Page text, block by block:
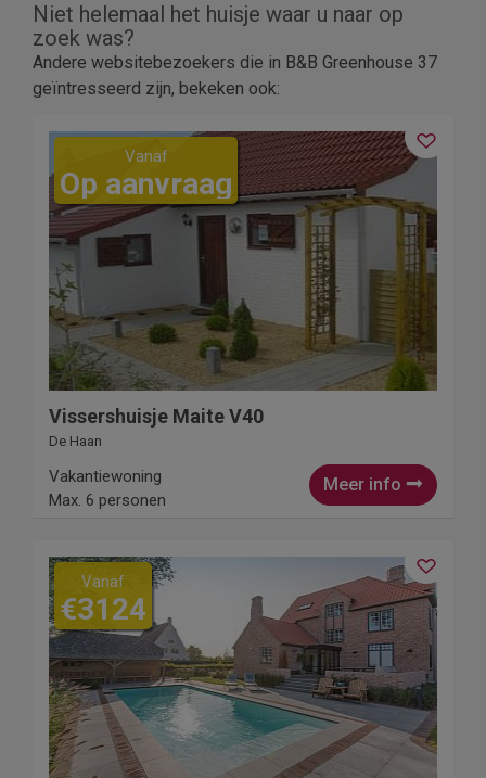
Niet helemaal het huisje waar u naar op
zoek was?
Andere websitebezoekers die in B&B Greenhouse 37
geïntresseerd zijn, bekeken ook:
Vanaf
Op aanvraag
Vissershuisje Maite V40
De Haan
Meer info
Vakantiewoning
Max. 6 personen
Vanaf
€3124